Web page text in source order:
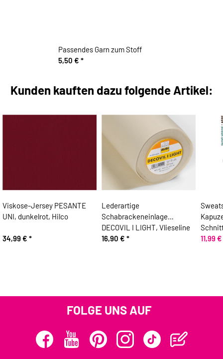
Passendes Garn zum Stoff
5,50 € *
Kunden kauften dazu folgende Artikel:
Viskose-Jersey PESANTE
UNI, dunkelrot, Hilco
34,99 € *
Lederartige
Schabrackeneinlage
DECOVIL I LIGHT, Vlieseline
16,90 € *
11,99 €
FOLGE UNS AUF